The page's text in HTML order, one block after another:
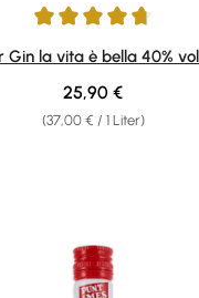
Bewertung von 4.82 von
Gin la vita è bella 40%
(37,00 € / 1 Liter)
Regulärer Preis:
25,90 €